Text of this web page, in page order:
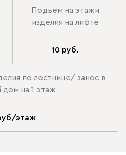
Подъем на этажи
изделия на лифте
10 руб.
по лестнице/ занос в
дом на 1 этаж
этаж